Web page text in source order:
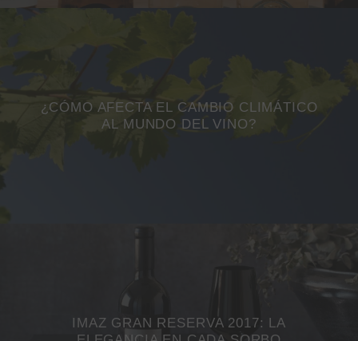
¿CÓMO AFECTA EL CAMBIO CLIMÁTICO
AL MUNDO DEL VINO?
IMAZ GRAN RESERVA 2017: LA